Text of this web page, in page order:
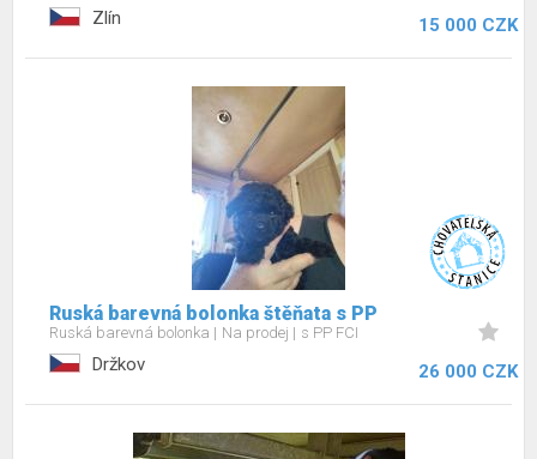
Zlín 15 000 CZK
Ruská barevná bolonka štěňata s PP
Ruská barevná bolonka Na prodej s PP FCI
Držkov 26 000 CZK